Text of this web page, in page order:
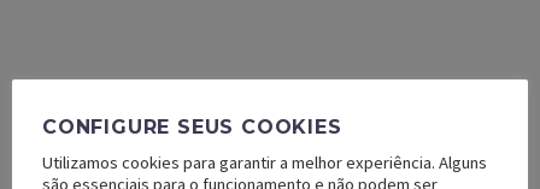
CONFIGURE SEUS COOKIES
Utilizamos cookies para garantir a melhor experiência. Alguns
são essenciais para o funcionamento e não podem ser